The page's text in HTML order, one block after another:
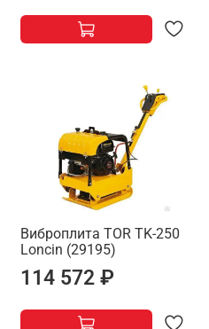
Виброплита TOR TK-250
Loncin (29195)
114 572 ₽